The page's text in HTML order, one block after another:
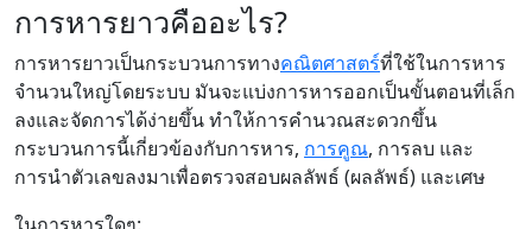
การหารยาวคืออะไร?
การหารยาวเป็นกระบวนการทางคณิตศาสตร์ที่ใช้ในการหาร
จำนวนใหญ่โดยระบบ มันจะแบ่งการหารออกเป็นขั้นตอนที่เล็ก
ลงและจัดการได้ง่ายขึ้น ทำให้การคำนวณสะดวกขึ้น
กระบวนการนี้เกี่ยวข้องกับการหาร, การคูณ, การลบ และ
การนำตัวเลขลงมาเพื่อตรวจสอบผลลัพธ์ (ผลลัพธ์) และเศษ